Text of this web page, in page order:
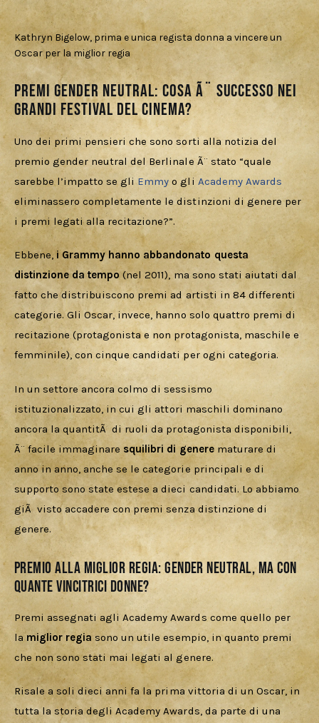
Kathryn Bigelow, prima e unica regista donna a vincere un
Oscar per la miglior regia
Premi gender neutral: cosa Ã¨ successo nei
grandi festival del cinema?
Uno dei primi pensieri che sono sorti alla notizia del
premio gender neutral del Berlinale Ã¨ stato “quale
sarebbe l’impatto se gli Emmy o gli Academy Awards
eliminassero completamente le distinzioni di genere per
i premi legati alla recitazione?”.
Ebbene, i Grammy hanno abbandonato questa
distinzione da tempo (nel 2011), ma sono stati aiutati dal
fatto che distribuiscono premi ad artisti in 84 differenti
categorie. Gli Oscar, invece, hanno solo quattro premi di
recitazione (protagonista e non protagonista, maschile e
femminile), con cinque candidati per ogni categoria.
In un settore ancora colmo di sessismo
istituzionalizzato, in cui gli attori maschili dominano
ancora la quantitÃ  di ruoli da protagonista disponibili,
Ã¨ facile immaginare squilibri di genere maturare di
anno in anno, anche se le categorie principali e di
supporto sono state estese a dieci candidati. Lo abbiamo
giÃ  visto accadere con premi senza distinzione di
genere.
Premio alla miglior regia: gender neutral, ma con
quante vincitrici donne?
Premi assegnati agli Academy Awards come quello per
la miglior regia sono un utile esempio, in quanto premi
che non sono stati mai legati al genere.
Risale a soli dieci anni fa la prima vittoria di un Oscar, in
tutta la storia degli Academy Awards, da parte di una